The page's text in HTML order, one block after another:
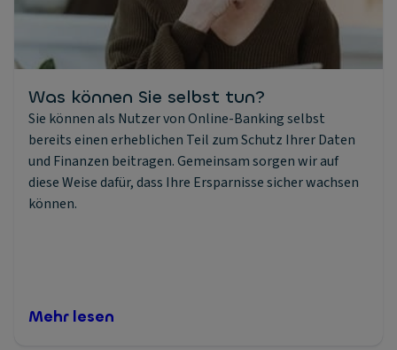
Was können Sie selbst tun?
Sie können als Nutzer von Online-Banking selbst
bereits einen erheblichen Teil zum Schutz Ihrer Daten
und Finanzen beitragen. Gemeinsam sorgen wir auf
diese Weise dafür, dass Ihre Ersparnisse sicher wachsen
können.
Mehr lesen